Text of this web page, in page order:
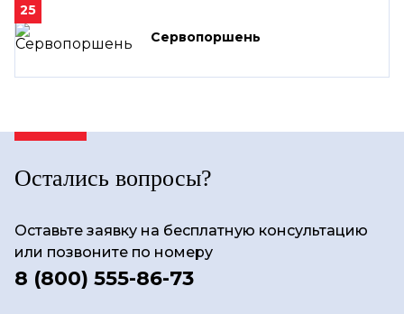
25
Сервопоршень
Остались вопросы?
Оставьте заявку на бесплатную консультацию
или позвоните по номеру
8 (800) 555-86-73